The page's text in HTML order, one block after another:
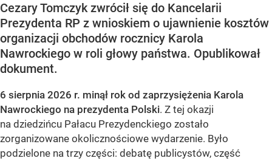
Cezary Tomczyk zwrócił się do Kancelarii
Prezydenta RP z wnioskiem o ujawnienie kosztów
organizacji obchodów rocznicy Karola
Nawrockiego w roli głowy państwa. Opublikował
dokument.
6 sierpnia 2026 r. minął rok od zaprzysiężenia Karola
Nawrockiego na prezydenta Polski. Z tej okazji
na dziedzińcu Pałacu Prezydenckiego zostało
zorganizowane okolicznościowe wydarzenie. Było
podzielone na trzy części: debatę publicystów, część